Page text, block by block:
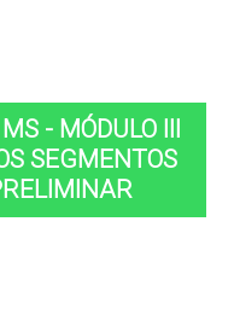
- MÓDULO III
SEGMENTOS